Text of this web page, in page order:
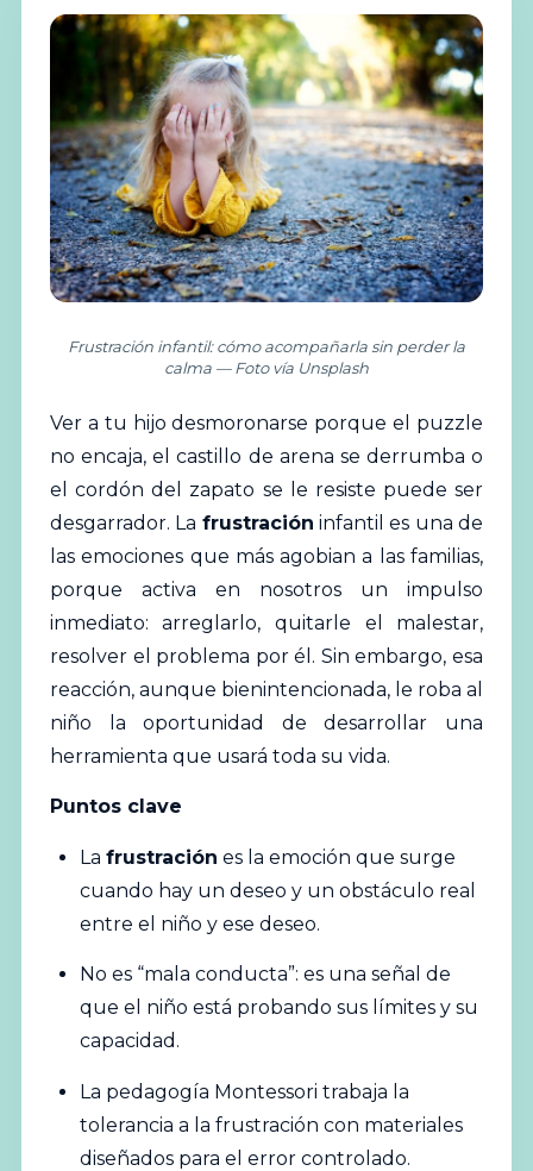
Frustración infantil: cómo acompañarla sin perder la
calma — Foto vía Unsplash
Ver a tu hijo desmoronarse porque el puzzle
no encaja, el castillo de arena se derrumba o
el cordón del zapato se le resiste puede ser
desgarrador. La frustración infantil es una de
lasemociones que más agobian a las familias,
porque activa en nosotros un impulso
inmediato: arreglarlo, quitarle el malestar,
resolver el problema por él. Sin embargo, esa
reacción, aunque bienintencionada, le roba al
niño la oportunidad de desarrollar una
herramienta que usará toda su vida.
Puntos clave
Lafrustración es la emoción que surge
cuando hay un deseo y un obstáculo real
entre el niño y ese deseo.
No es “mala conducta”: es una señal de
que el niño está probando sus límites y su
capacidad.
La pedagogía Montessori trabaja la
tolerancia a la frustración con materiales
diseñados para el error controlado.